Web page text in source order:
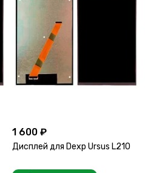
1 600 ₽
Дисплей для Dexp Ursus L210